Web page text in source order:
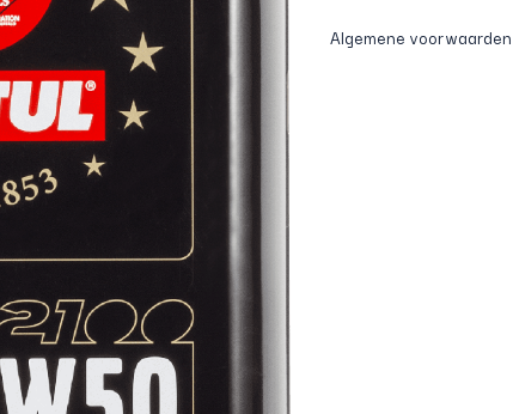
Algemene voorwaarden